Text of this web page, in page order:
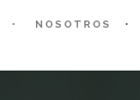
NOSOTROS